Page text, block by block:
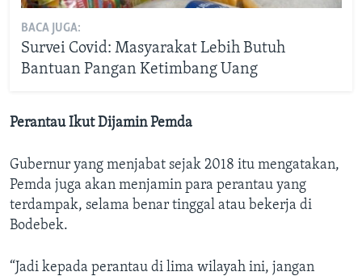
BACA JUGA:
Survei Covid: Masyarakat Lebih Butuh
Bantuan Pangan Ketimbang Uang
Perantau Ikut Dijamin Pemda
Gubernur yang menjabat sejak 2018 itu mengatakan,
Pemda juga akan menjamin para perantau yang
terdampak, selama benar tinggal atau bekerja di
Bodebek.
“Jadi kepada perantau di lima wilayah ini, jangan